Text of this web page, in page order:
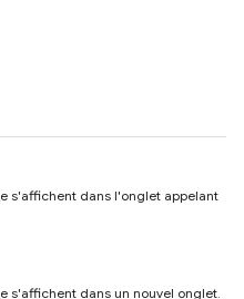
s'affichent dans l'onglet appelant
s'affichent dans un nouvel onglet.